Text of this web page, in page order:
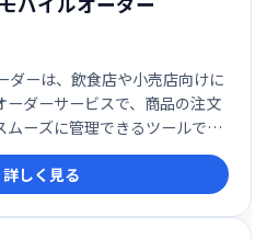
ダーは、飲食店や小売店向けに
ーダーサービスで、商品の注文
ムーズに管理できるツールで
用が無料で、手軽に導入できる
に、事前決済機能による無断
効率的な運営サポートにより、
援します。
詳しく見る